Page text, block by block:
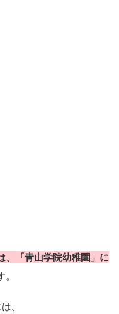
、「青山学院幼稚園」に
、